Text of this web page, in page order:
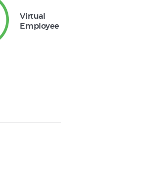
Virtual
Employee